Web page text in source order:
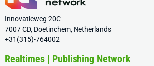
Innovatieweg 20C
7007 CD, Doetinchem, Netherlands
+31(315)-764002
Realtimes | Publishing Network